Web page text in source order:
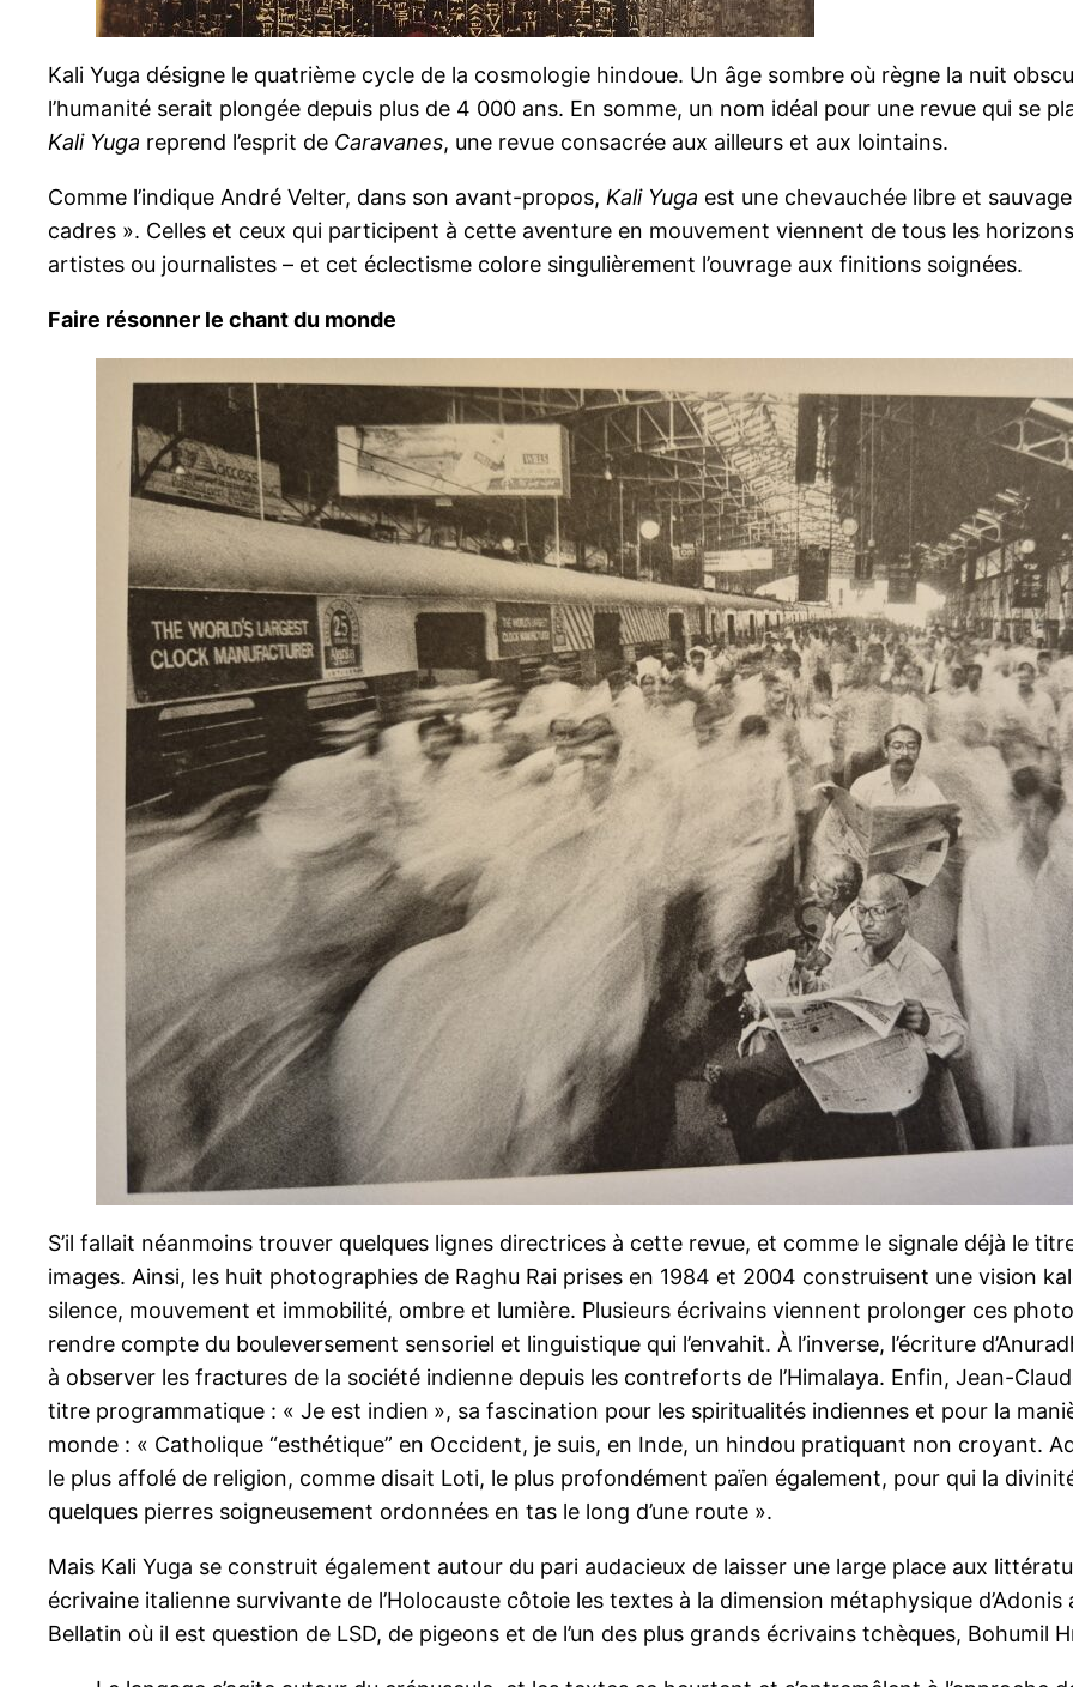
Kali Yuga désigne le quatrième cycle de la cosmologie hindoue. Un âge sombre où règne la nuit
l’humanité serait plongée depuis plus de 4 000 ans. En somme, un nom idéal pour une revue qui se
Kali Yuga reprend l’esprit de Caravanes, une revue consacrée aux ailleurs et aux lointains.
Comme l’indique André Velter, dans son avant-propos, Kali Yuga est une chevauchée libre et
cadres ». Celles et ceux qui participent à cette aventure en mouvement viennent de tous les
artistes ou journalistes – et cet éclectisme colore singulièrement l’ouvrage aux finitions soignées.
Faire résonner le chant du monde
S’il fallait néanmoins trouver quelques lignes directrices à cette revue, et comme le signale déjà le
images. Ainsi, les huit photographies de Raghu Rai prises en 1984 et 2004 construisent une vision
silence, mouvement et immobilité, ombre et lumière. Plusieurs écrivains viennent prolonger ces
rendre compte du bouleversement sensoriel et linguistique qui l’envahit. À l’inverse, l’écriture
à observer les fractures de la société indienne depuis les contreforts de l’Himalaya. Enfin, Jean-
titre programmatique : « Je est indien », sa fascination pour les spiritualités indiennes et pour la
monde : « Catholique “esthétique” en Occident, je suis, en Inde, un hindou pratiquant non croyant.
le plus affolé de religion, comme disait Loti, le plus profondément païen également, pour qui la
quelques pierres soigneusement ordonnées en tas le long d’une route ».
Mais Kali Yuga se construit également autour du pari audacieux de laisser une large place aux
écrivaine italienne survivante de l’Holocauste côtoie les textes à la dimension métaphysique
Bellatin où il est question de LSD, de pigeons et de l’un des plus grands écrivains tchèques, Bohumil